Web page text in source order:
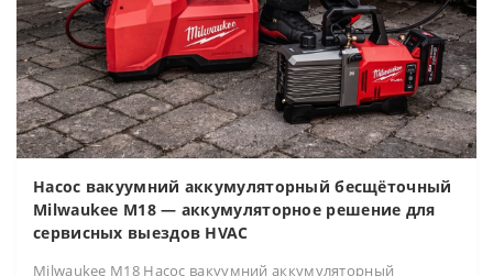
Насос вакуумний аккумуляторный бесщёточный
Milwaukee M18 — аккумуляторное решение для
сервисных выездов HVAC
Milwaukee M18 Насос вакуумний аккумуляторный